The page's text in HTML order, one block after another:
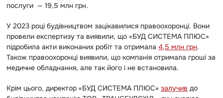
послуги — 19,5 млн грн.
У 2023 році будівництвом зацікавилися правоохоронці. Вони
провели експертизу та виявили, що «БУД СИСТЕМА ПЛЮС»
підробила акти виконаних робіт та отримала 4,5 млн грн.
Також правоохоронці виявили, що компанія отримала гроші за
медичне обладнання, але так його і не встановила.
Крім цього, директор «БУД СИСТЕМА ПЛЮС» залучив до